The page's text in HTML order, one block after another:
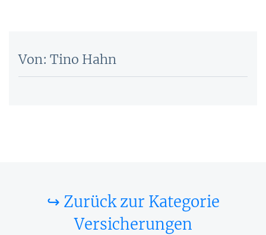
Von: Tino Hahn
↪ Zurück zur Kategorie
Versicherungen